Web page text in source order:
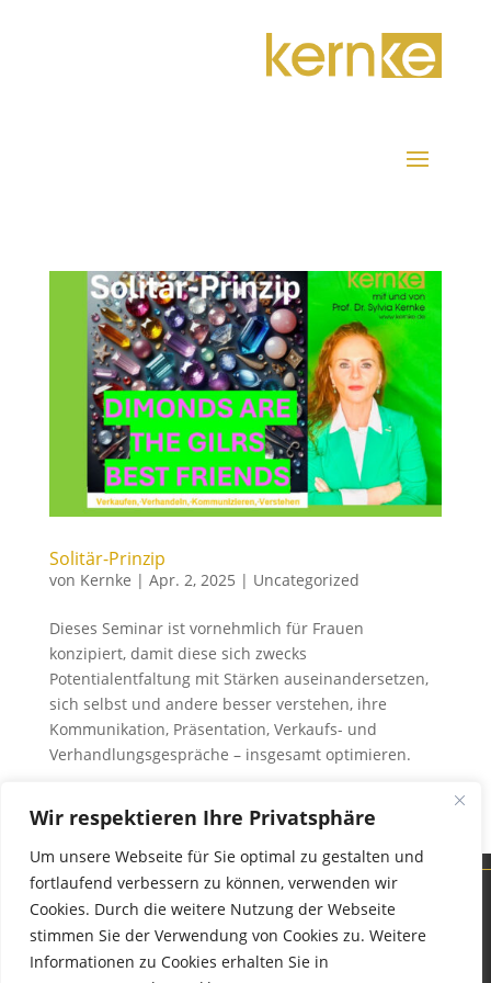
Wir respektieren Ihre Privatsphäre
Um unsere Webseite für Sie optimal zu gestalten und
fortlaufend verbessern zu können, verwenden wir
Cookies. Durch die weitere Nutzung der Webseite
stimmen Sie der Verwendung von Cookies zu. Weitere
Informationen zu Cookies erhalten Sie in
Solitär-Prinzip
von Kernke | Apr. 2, 2025 | Uncategorized
Dieses Seminar ist vornehmlich für Frauen
konzipiert, damit diese sich zwecks
Potentialentfaltung mit Stärken auseinandersetzen,
sich selbst und andere besser verstehen, ihre
Kommunikation, Präsentation, Verkaufs- und
Verhandlungsgespräche – insgesamt optimieren.